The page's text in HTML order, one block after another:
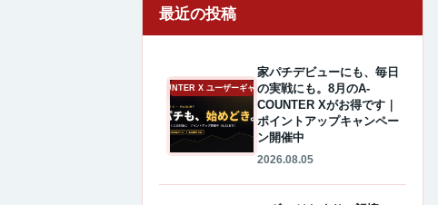
最近の投稿
A-COUNTER X ユーザーギャラリー
家パチデビューにも、毎日
の実戦にも。8月のA-
COUNTER Xがお得です｜
ポイントアップキャンペー
ン開催中
2026.08.05